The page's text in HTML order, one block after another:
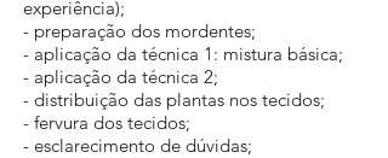
experiência);
- preparação dos mordentes;
- aplicação da técnica 1: mistura básica;
- aplicação da técnica 2;
- distribuição das plantas nos tecidos;
- fervura dos tecidos;
- esclarecimento de dúvidas;